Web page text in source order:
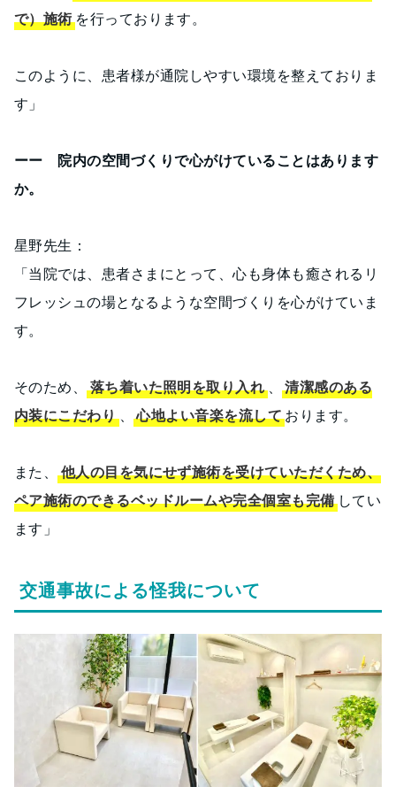
で）施術 を行っております。
このように、患者様が通院しやすい環境を整えておりま
す」
ーー 院内の空間づくりで心がけていることはあります
か。
星野先生：
「当院では、患者さまにとって、心も身体も癒されるリ
フレッシュの場となるような空間づくりを心がけていま
す。
そのため、落ち着いた照明を取り入れ、清潔感のある
内装にこだわり、心地よい音楽を流しております。
また、他人の目を気にせず施術を受けていただくため、
ペア施術のできるベッドルームや完全個室も完備してい
ます」
交通事故による怪我について